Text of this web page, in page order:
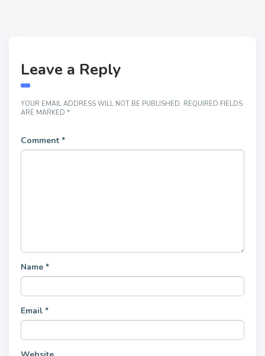
Leave a Reply
YOUR EMAIL ADDRESS WILL NOT BE PUBLISHED. REQUIRED FIELDS
ARE MARKED *
Comment *
Name *
Email *